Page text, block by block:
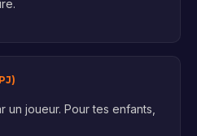
joueur. Pour tes enfants,